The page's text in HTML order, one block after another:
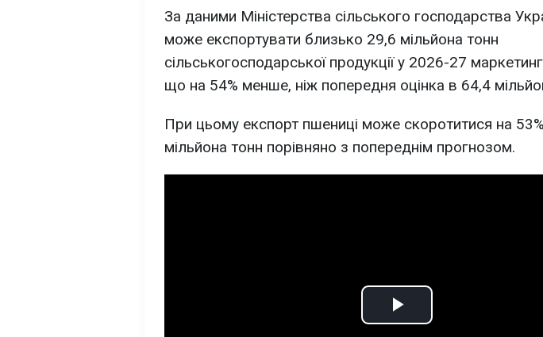
За даними Міністерства сільського господарства
може експортувати близько 29,6 мільйона тонн
сільськогосподарської продукції у 2026-27
що на 54% менше, ніж попередня оцінка в 64,4
При цьому експорт пшениці може скоротитися на
мільйона тонн порівняно з попереднім прогнозом.
Play